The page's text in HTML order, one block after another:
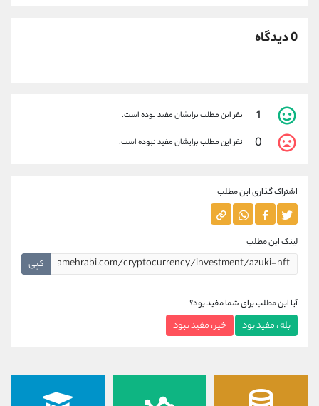
0 دیدگاه
1 نفر این مطلب برایشان مفید بوده است.
0 نفر این مطلب برایشان مفید نبوده است.
اشتراک گذاری این مطلب
لینک این مطلب
کپی
آیا این مطلب برای شما مفید بود؟
بله ، مفید بود خیر ، مفید نبود